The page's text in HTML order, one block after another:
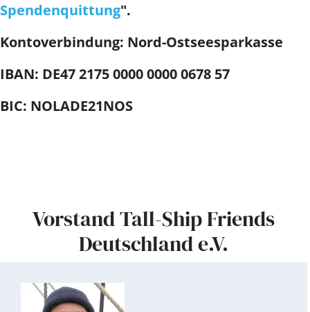
Spendenquittung".
Kontoverbindung: Nord-Ostseesparkasse
IBAN: DE47 2175 0000 0000 0678 57
BIC: NOLADE21NOS
Vorstand Tall-Ship Friends
Deutschland e.V.